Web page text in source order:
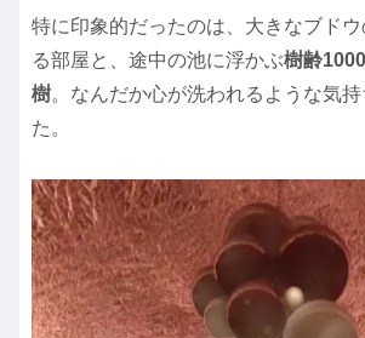
特に印象的だったのは、大きなブド
る部屋と、途中の池に浮かぶ樹齢
樹。なんだか心が洗われるような気
た。